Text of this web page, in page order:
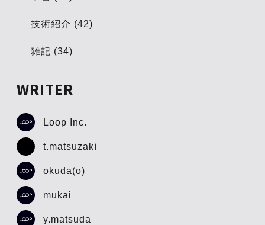
技術紹介 (42)
雑記 (34)
WRITER
Loop Inc.
t.matsuzaki
okuda(o)
mukai
y.matsuda